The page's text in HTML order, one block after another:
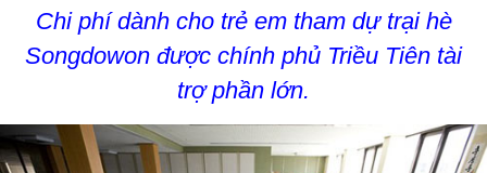
Chi phí dành cho trẻ em tham dự trại hè
Songdowon được chính phủ Triều Tiên tài
trợ phần lớn.